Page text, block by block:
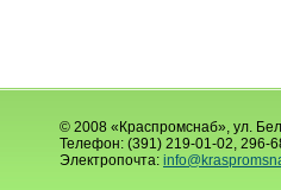
© 2008 «Краспромснаб», ул.
Телефон: (391) 219-01-02, 296-
Электропочта: